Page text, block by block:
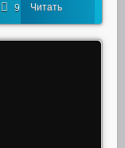
9 Читать
далее